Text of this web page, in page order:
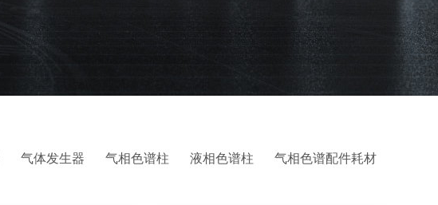
气体发生器 气相色谱柱 液相色谱柱 气相色谱配件耗材